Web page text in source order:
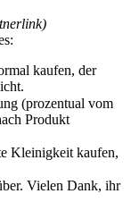
kaufen, der
(prozentual vom
Produkt
Kleinigkeit kaufen,
Vielen Dank, ihr